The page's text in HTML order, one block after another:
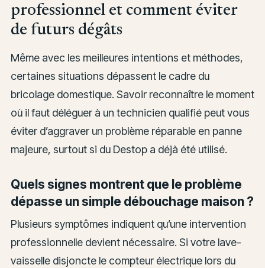
professionnel et comment éviter
de futurs dégâts
Même avec les meilleures intentions et méthodes,
certaines situations dépassent le cadre du
bricolage domestique. Savoir reconnaître le moment
où il faut déléguer à un technicien qualifié peut vous
éviter d’aggraver un problème réparable en panne
majeure, surtout si du Destop a déjà été utilisé.
Quels signes montrent que le problème
dépasse un simple débouchage maison ?
Plusieurs symptômes indiquent qu’une intervention
professionnelle devient nécessaire. Si votre lave-
vaisselle disjoncte le compteur électrique lors du